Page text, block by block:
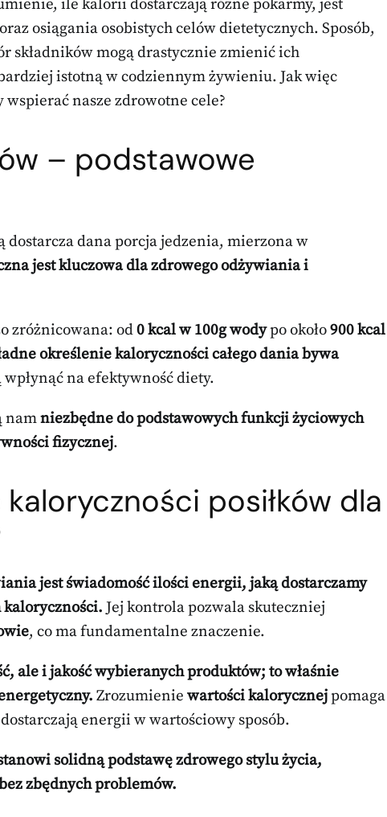
ile kalorii dostarczają różne pokarmy, jest
osiągania osobistych celów dietetycznych. Sposób,
składników mogą drastycznie zmienić ich
istotną w codziennym żywieniu. Jak więc
nasze zdrowotne cele?
– podstawowe
dostarcza dana porcja jedzenia, mierzona w
jest kluczowa dla zdrowego odżywiania i
zróżnicowana: od0 kcal w 100g wodypo około900 kcal
określenie kaloryczności całego dania bywa
wpłynąć na efektywność diety.
namniezbędne do podstawowych funkcji życiowych
fizycznej.
posiłków dla
jest świadomość ilości energii, jaką dostarczamy
kaloryczności. Jej kontrola pozwala skuteczniej
, co ma fundamentalne znaczenie.
ale i jakość wybieranych produktów; to właśnie
Zrozumienie wartości kalorycznejpomaga
energii w wartościowy sposób.
solidną podstawę zdrowego stylu życia,
zbędnych problemów.